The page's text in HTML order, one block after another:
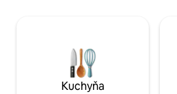
Kuchyňa